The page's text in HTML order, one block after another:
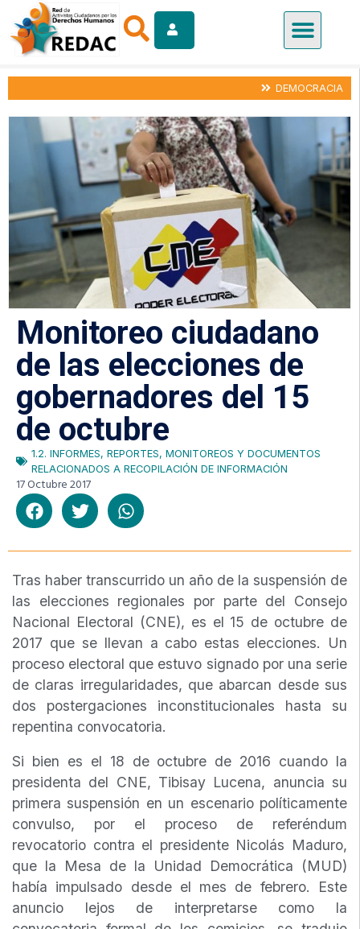
DEMOCRACIA
Monitoreo ciudadano
de las elecciones de
gobernadores del 15
de octubre
1.2. INFORMES, REPORTES, MONITOREOS Y DOCUMENTOS
RELACIONADOS A RECOPILACIÓN DE INFORMACIÓN
17 Octubre 2017
Tras haber transcurrido un año de la suspensión de
las elecciones regionales por parte del Consejo
Nacional Electoral (CNE), es el 15 de octubre de
2017 que se llevan a cabo estas elecciones. Un
proceso electoral que estuvo signado por una serie
de claras irregularidades, que abarcan desde sus
dos postergaciones inconstitucionales hasta su
repentina convocatoria.
Si bien es el 18 de octubre de 2016 cuando la
presidenta del CNE, Tibisay Lucena, anuncia su
primera suspensión en un escenario políticamente
convulso, por el proceso de referéndum
revocatorio contra el presidente Nicolás Maduro,
que la Mesa de la Unidad Democrática (MUD)
había impulsado desde el mes de febrero. Este
anuncio lejos de interpretarse como la